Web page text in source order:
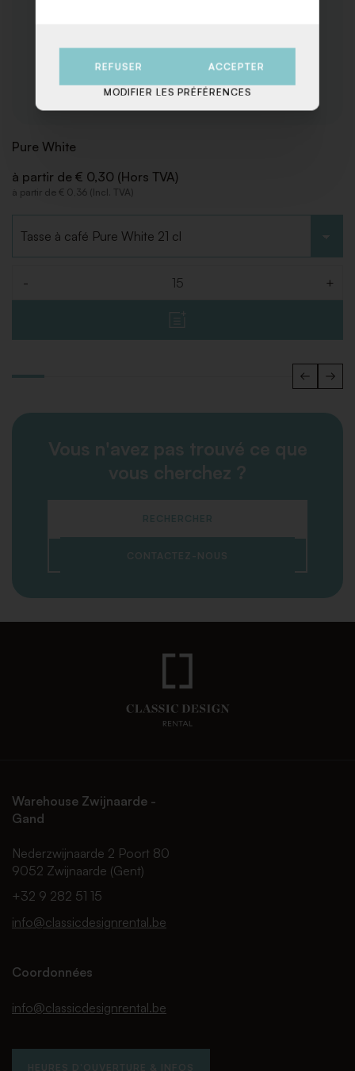
Pure White
à partir de € 0,30 (Hors TVA)
à partir de € 0,36 (Incl. TVA)
- +
Vous n'avez pas trouvé ce que
vous cherchez ?
RECHERCHER
CONTACTEZ-NOUS
Warehouse Zwijnaarde -
Gand
Nederzwijnaarde 2 Poort 80
9052 Zwijnaarde (Gent)
+32 9 282 51 15
info@classicdesignrental.be
Coordonnées
info@classicdesignrental.be
HEURES D'OUVERTURE & INFOS
REFUSER ACCEPTER
MODIFIER LES PRÉFÉRENCES